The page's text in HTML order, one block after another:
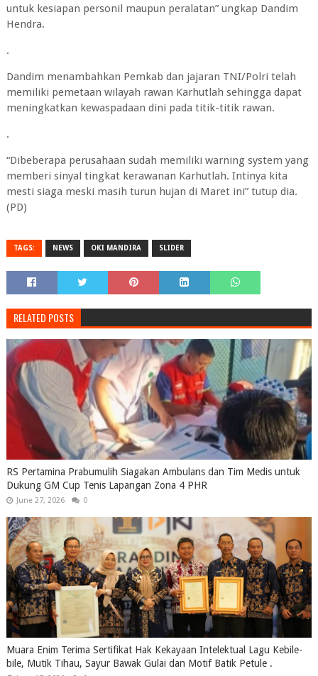
untuk kesiapan personil maupun peralatan” ungkap Dandim
Hendra.
.
Dandim menambahkan Pemkab dan jajaran TNI/Polri telah
memiliki pemetaan wilayah rawan Karhutlah sehingga dapat
meningkatkan kewaspadaan dini pada titik-titik rawan.
.
“Dibeberapa perusahaan sudah memiliki warning system yang
memberi sinyal tingkat kerawanan Karhutlah. Intinya kita
mesti siaga meski masih turun hujan di Maret ini” tutup dia.
(PD)
TAGS: NEWS OKI MANDIRA SLIDER
RELATED POSTS
RS Pertamina Prabumulih Siagakan Ambulans dan Tim Medis untuk
Dukung GM Cup Tenis Lapangan Zona 4 PHR
June 27, 2026 0
Muara Enim Terima Sertifikat Hak Kekayaan Intelektual Lagu Kebile-
bile, Mutik Tihau, Sayur Bawak Gulai dan Motif Batik Petule .